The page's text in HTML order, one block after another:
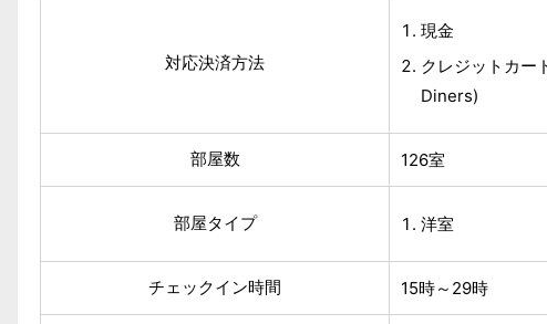
対応決済方法
現金
クレジットカー
Diners)
部屋数 126室
部屋タイプ 洋室
チェックイン時間 15時～29時